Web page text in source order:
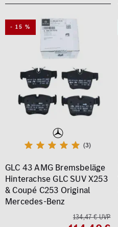
- 15 %
(3)
GLC 43 AMG Bremsbeläge
Hinterachse GLC SUV X253
& Coupé C253 Original
Mercedes-Benz
134,47 € UVP